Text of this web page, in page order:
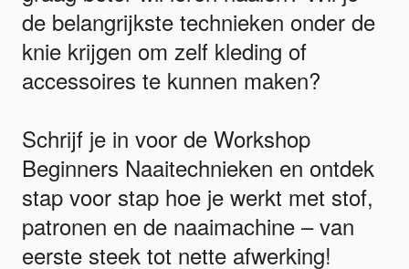
de belangrijkste technieken onder de
knie krijgen om zelf kleding of
accessoires te kunnen maken?
Schrijf je in voor de Workshop
Beginners Naaitechnieken en ontdek
stap voor stap hoe je werkt met stof,
patronen en de naaimachine – van
eerste steek tot nette afwerking!